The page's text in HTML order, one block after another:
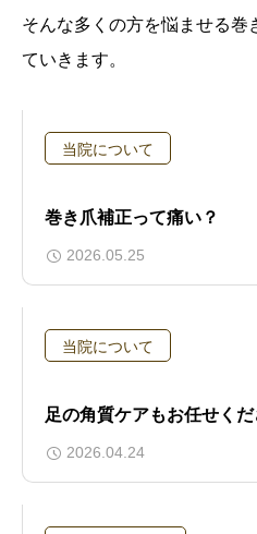
そんな多くの方を悩ませる巻
ていきます。
当院について
巻き爪補正って痛い？
2026.05.25
当院について
足の角質ケアもお任せくだ
2026.04.24